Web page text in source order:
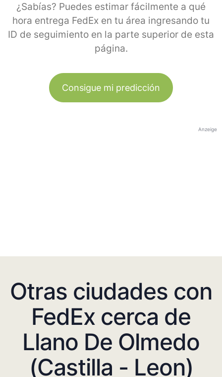
¿Sabías? Puedes estimar fácilmente a qué
hora entrega FedEx en tu área ingresando tu
ID de seguimiento en la parte superior de esta
página.
Consigue mi predicción
Anzeige
Otras ciudades con
FedEx cerca de
Llano De Olmedo
(Castilla - Leon)